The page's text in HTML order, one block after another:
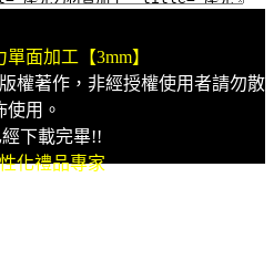
面加工【3mm】
權著作，非經授權使用者請勿散
使用。
下載完畢!!
化禮品專家